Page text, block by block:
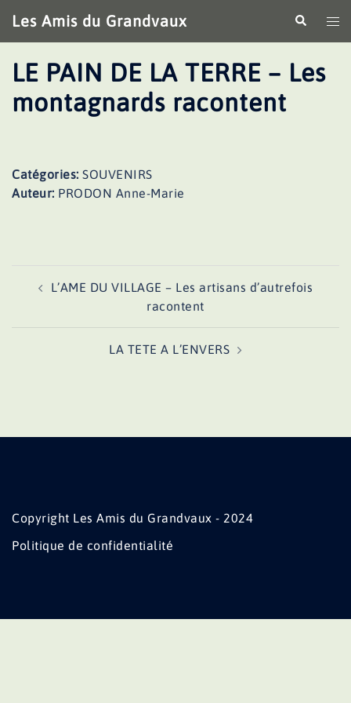
au
contenu
Les Amis du Grandvaux
le
LE PAIN DE LA TERRE – Les
montagnards racontent
Catégories: SOUVENIRS
Auteur: PRODON Anne-Marie
d’article
L’AME DU VILLAGE – Les artisans d’autrefois
racontent
LA TETE A L’ENVERS
Copyright Les Amis du Grandvaux - 2024
Politique de confidentialité